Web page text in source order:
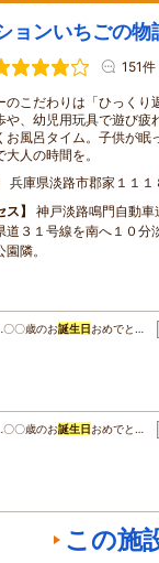
ョンいちごの物
151件
のこだわりは「ひっくり
や、幼児用玩具で遊び疲
お風呂タイム。子供が眠
大人の時間を。
兵庫県淡路市郡家１１１
ス
神戸淡路鳴門自動
３１号線を南へ１０分
園隣。
〇〇歳のお誕生日 おめでと…
〇〇歳のお誕生日 おめでと…
この施